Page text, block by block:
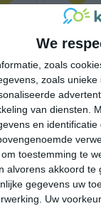
We
zoals
zoals
van diensten.
en
toestemming te
alvorens akkoord te
gegevens uw
Uw
36° 24°
25°C
NNW 3